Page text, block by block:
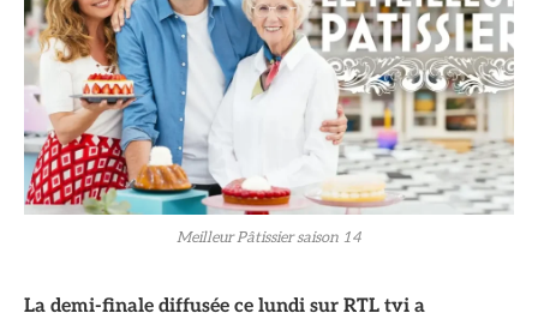
Meilleur Pâtissier saison 14
La demi-finale diffusée ce lundi sur RTL tvi a